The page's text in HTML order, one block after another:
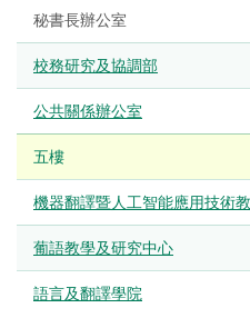
秘書長辦公室
校務研究及協調部
公共關係辦公室
五樓
機器翻譯暨人工智能應用技術
葡語教學及研究中心
語言及翻譯學院